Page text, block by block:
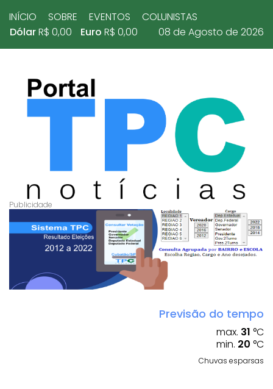
INÍCIO SOBRE EVENTOS
COLUNISTAS
DólarR$ 0,00 Euro R$ 0,00 08 de Agosto de 2026
Previsão do tempo
max. 31 °C
min. 20 °C
Chuvas esparsas